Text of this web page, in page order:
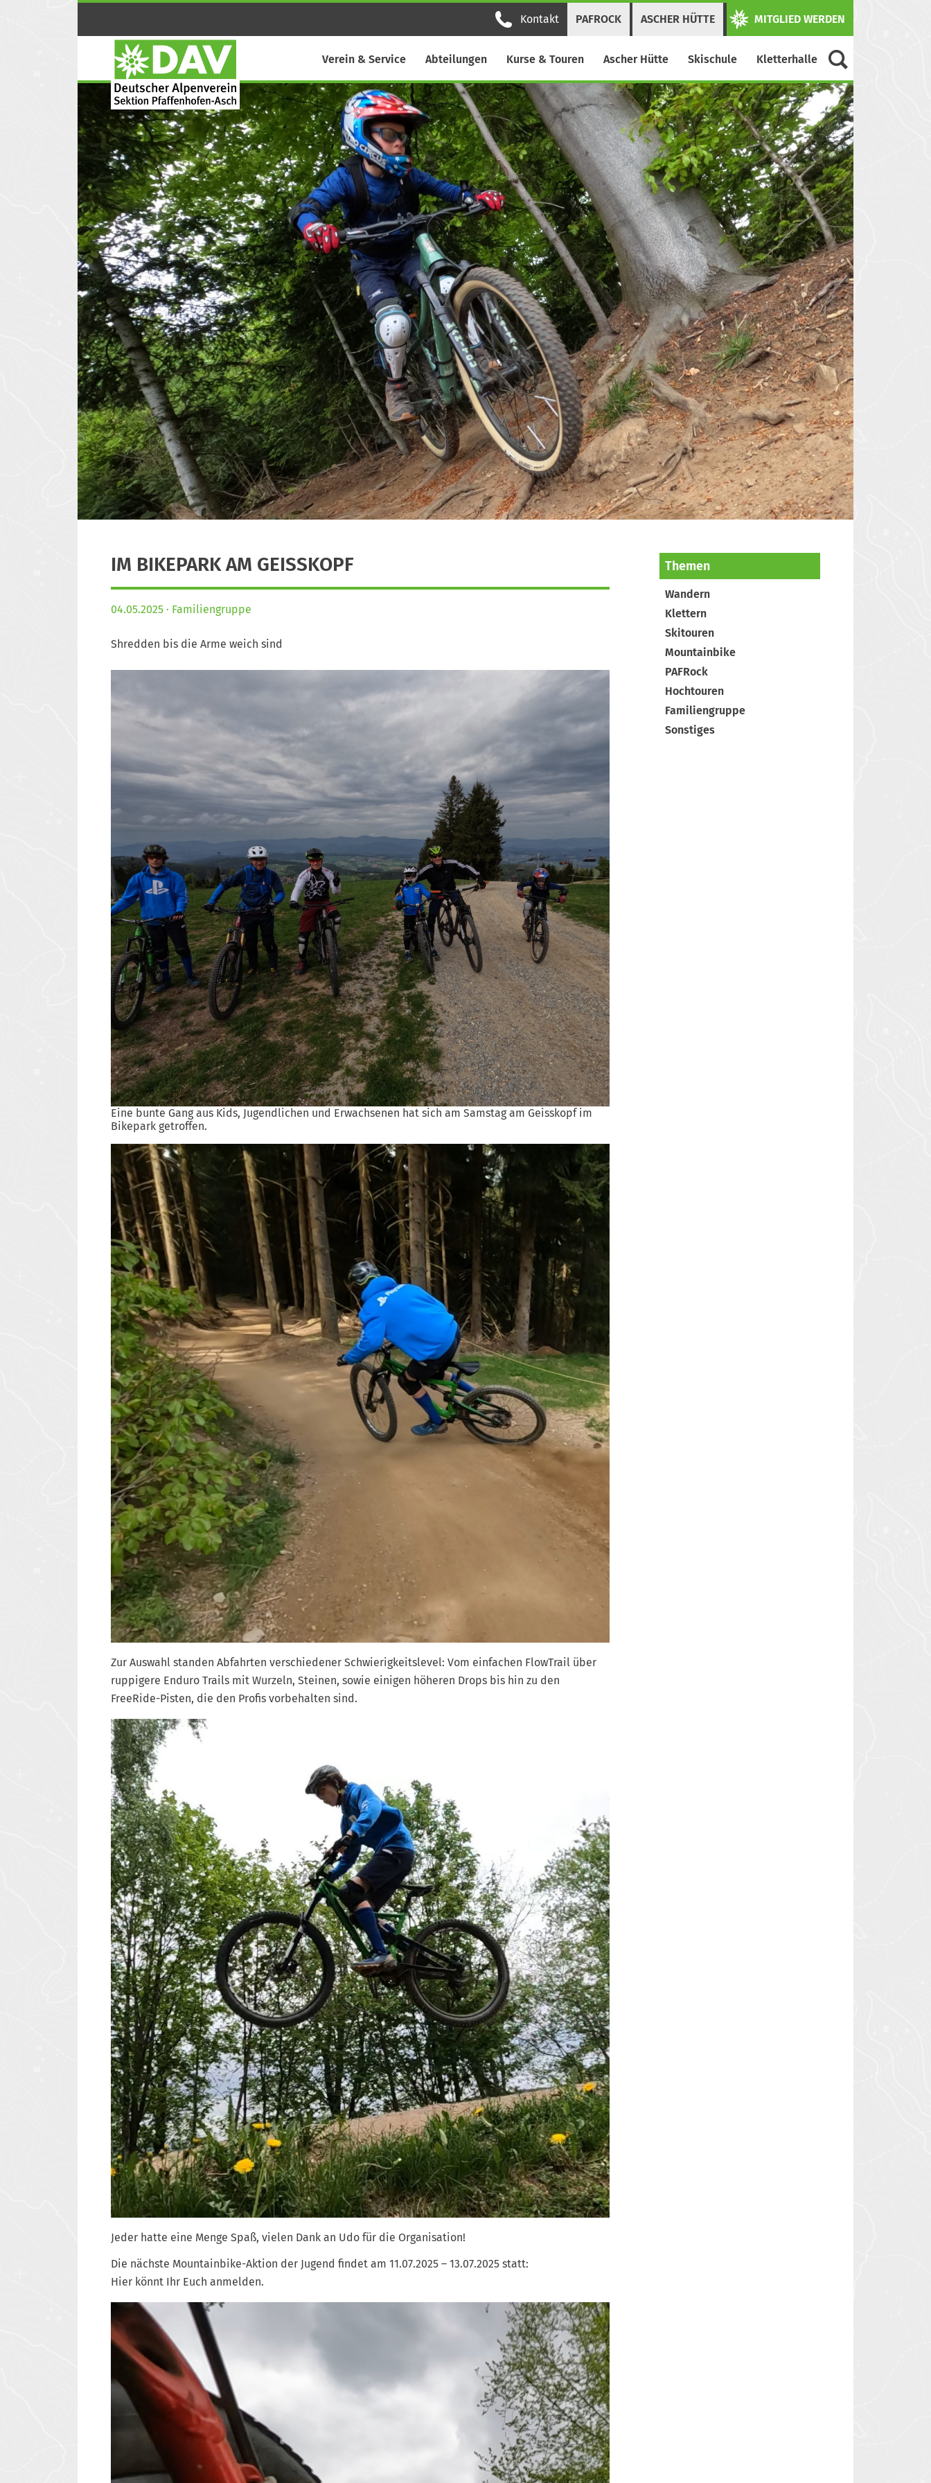
PAFROCK ASCHER HÜTTE
Kontakt MITGLIED WERDEN
Verein & Service Abteilungen Kurse & Touren Ascher Hütte Skischule Kletterhalle
Themen
Wandern
Klettern
Skitouren
Mountainbike
PAFRock
Hochtouren
Familiengruppe
Sonstiges
IM BIKEPARK AM GEISSKOPF
04.05.2025 Familiengruppe
Shredden bis die Arme weich sind
Eine bunte Gang aus Kids, Jugendlichen und Erwachsenen hat sich am Samstag am Geisskopf im
Bikepark getroffen.
Zur Auswahl standen Abfahrten verschiedener Schwierigkeitslevel: Vom einfachen FlowTrail über
ruppigere Enduro Trails mit Wurzeln, Steinen, sowie einigen höheren Drops bis hin zu den
FreeRide-Pisten, die den Profis vorbehalten sind.
Jeder hatte eine Menge Spaß, vielen Dank an Udo für die Organisation!
Die nächste Mountainbike-Aktion der Jugend findet am 11.07.2025 – 13.07.2025 statt:
Hier könnt Ihr Euch anmelden.